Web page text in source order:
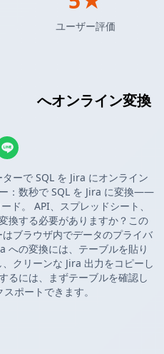
へオンライン変換
ーで SQL を Jira にオンライン
：数秒で SQL を Jira に変換——
ド。 API、スプレッドシート、
換する必要がありますか？この
ブラウザ内でデータのプライバ
への変換には、テーブルを貼り
クリーンな Jira 出力をコピーし
るには、まずテーブルを確認し
ポートできます。
ユーザー評価